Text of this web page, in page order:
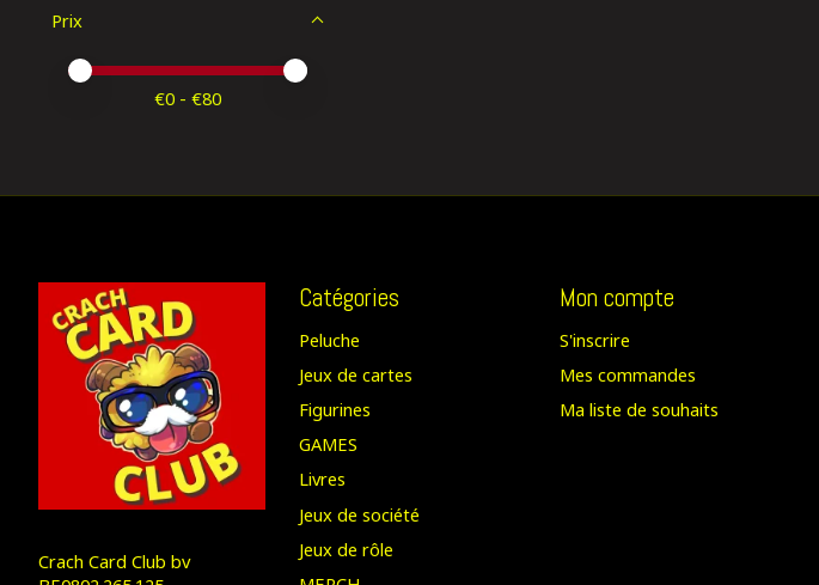
Prix
Prix minimum
Price maximum value
€0 - €80
Crach Card Club bv
Catégories
Peluche
Jeux de cartes
Figurines
GAMES
Livres
Jeux de société
Jeux de rôle
Mon compte
S'inscrire
Mes commandes
Ma liste de souhaits